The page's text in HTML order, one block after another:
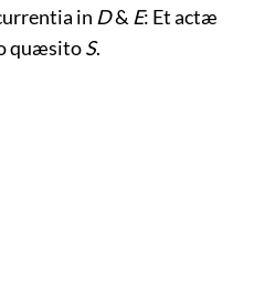
in D&E: Et actæ
quæsitoS.